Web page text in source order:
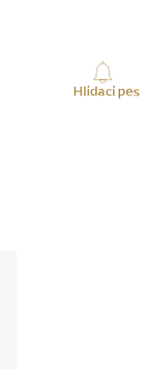
Hlídací pes